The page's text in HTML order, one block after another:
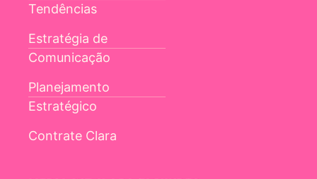
Tendências
Estratégia de
Comunicação
Planejamento
Estratégico
Contrate Clara